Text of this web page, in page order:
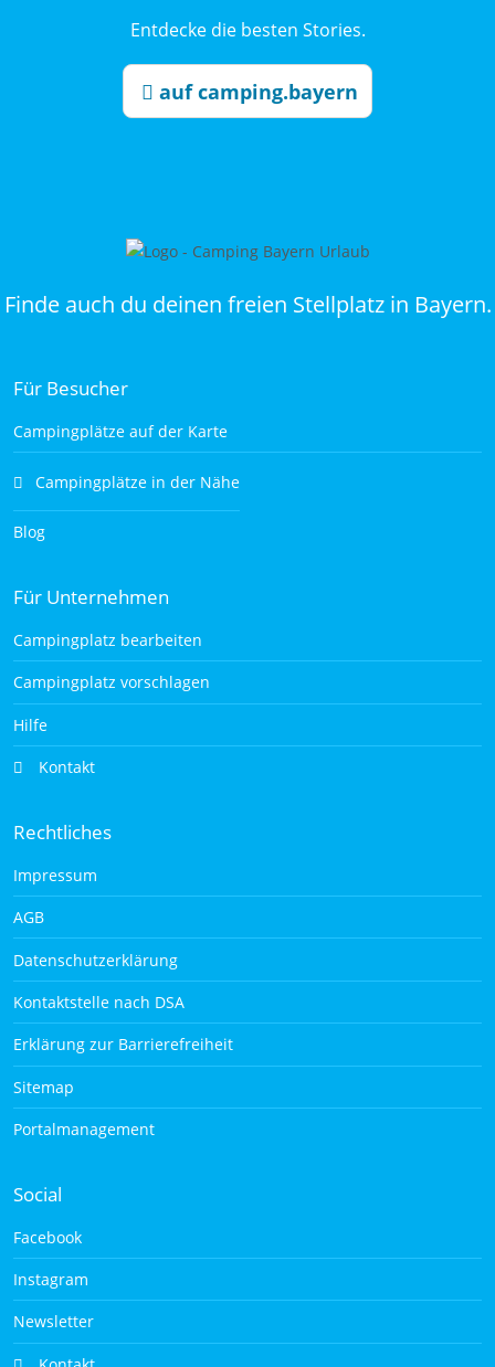
Entdecke die besten Stories.
auf camping.bayern
Finde auch du deinen freien Stellplatz in Bayern.
Für Besucher
Campingplätze auf der Karte
Campingplätze in der Nähe
Blog
Für Unternehmen
Campingplatz bearbeiten
Campingplatz vorschlagen
Hilfe
Kontakt
Rechtliches
Impressum
AGB
Datenschutzerklärung
Kontaktstelle nach DSA
Erklärung zur Barrierefreiheit
Sitemap
Portalmanagement
Social
Facebook
Instagram
Newsletter